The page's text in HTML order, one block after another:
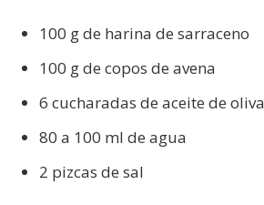
100 g de harina de sarraceno
100 g de copos de avena
6 cucharadas de aceite de oliva
80 a 100 ml de agua
2 pizcas de sal